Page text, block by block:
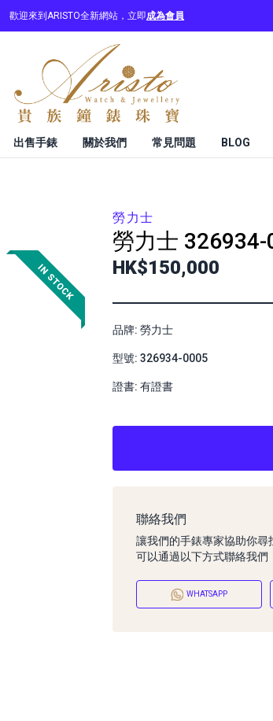
歡迎來到ARISTO全新網站，立即成為會員
出售手錶 關於我們 常見問題 BLOG
勞力士
勞力士 326934-
HK$150,000
品牌: 勞力士
型號: 326934-0005
證書: 有證書
聯絡我們
讓我們的手錶專家協助你尋
可以通過以下方式聯絡我們
WHATSAPP